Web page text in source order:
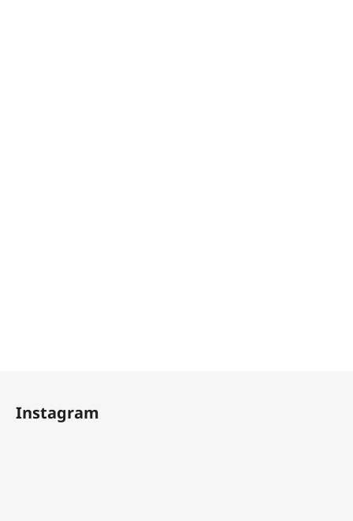
Instagram